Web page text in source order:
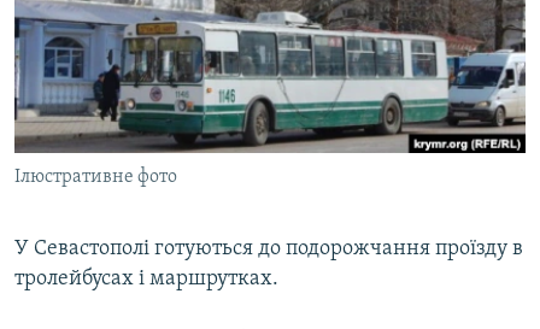
ДЕПОРТАЦІЯ
ВІДЕОУРОКИ «ELIFBE»
СВІДЧЕННЯ ОКУПАЦІЇ
УКРАЇНСЬКА ПРОБЛЕМА КРИМУ
ІНФОГРАФІКА
ЯК ОБІЙТИ БЛОКУВАННЯ
Русский
Qırımtatar
ДОЛУЧАЙСЯ!
Усі сайти RFE/RL
Ілюстративне фото
У Севастополі готуються до подорожчання проїзду в
тролейбусах і маршрутках.